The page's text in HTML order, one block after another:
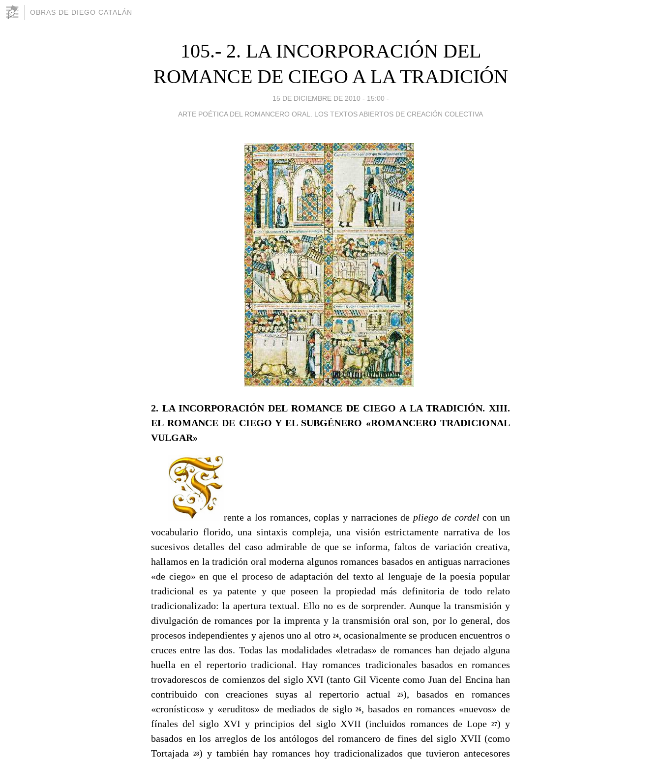
OBRAS DE DIEGO CATALÁN
105.- 2. LA INCORPORACIÓN DEL
ROMANCE DE CIEGO A LA TRADICIÓN
15 DE DICIEMBRE DE 2010 - 15:00 -
ARTE POÉTICA DEL ROMANCERO ORAL. LOS TEXTOS ABIERTOS DE CREACIÓN COLECTIVA
2. LA INCORPORACIÓN DEL ROMANCE DE CIEGO A LA TRADICIÓN. XIII.
EL ROMANCE DE CIEGO Y EL SUBGÉNERO «ROMANCERO TRADICIONAL
VULGAR»
rente a los romances, coplas y narraciones de pliego de cordel con un
vocabulario florido, una sintaxis compleja, una visión estrictamente narrativa de los
sucesivos detalles del caso admirable de que se informa, faltos de variación creativa,
hallamos en la tradición oral moderna algunos romances basados en antiguas narraciones
«de ciego» en que el proceso de adaptación del texto al lenguaje de la poesía popular
tradicional es ya patente y que poseen la propiedad más definitoria de todo relato
tradicionalizado: la apertura textual. Ello no es de sorprender. Aunque la transmisión y
divulgación de romances por la imprenta y la transmisión oral son, por lo general, dos
procesos independientes y ajenos uno al otro 24, ocasionalmente se producen encuentros o
cruces entre las dos. Todas las modalidades «letradas» de romances han dejado alguna
huella en el repertorio tradicional. Hay romances tradicionales basados en romances
trovadorescos de comienzos del siglo XVI (tanto Gil Vicente como Juan del Encina han
contribuido con creaciones suyas al repertorio actual25), basados en romances
«cronísticos» y «eruditos» de mediados de siglo26, basados en romances «nuevos» de
fínales del siglo XVI y principios del siglo XVII (incluidos romances de Lope
27) y
basados en los arreglos de los antólogos del romancero de fines del siglo XVII (como
Tortajada
28) y también hay romances hoy tradicionalizados que tuvieron antecesores